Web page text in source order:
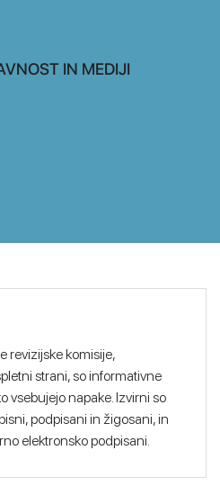
IN MEDIJI
revizijske komisije,
strani, so informativne
vsebujejo napake. Izvirni so
podpisani in žigosani, in
elektronsko podpisani.